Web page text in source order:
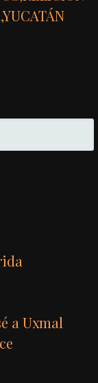
,YUCATÁN
a Uxmal